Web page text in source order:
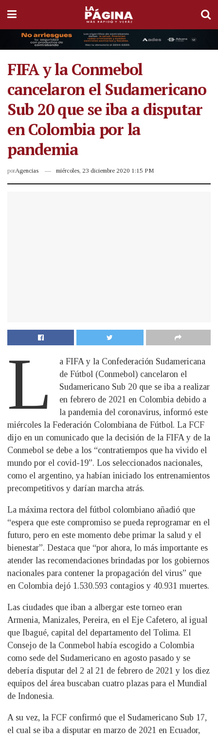
FIFA y la Conmebol
cancelaron el Sudamericano
Sub 20 que se iba a disputar
en Colombia por la
pandemia
porAgencias miércoles, 23 diciembre 2020 1:15 PM
L
a FIFA y la Confederación Sudamericana
de Fútbol (Conmebol) cancelaron el
Sudamericano Sub 20 que se iba a realizar
en febrero de 2021 en Colombia debido a
la pandemia del coronavirus, informó este
miércoles la Federación Colombiana de Fútbol. La FCF
dijo en un comunicado que la decisión de la FIFA y de la
Conmebol se debe a los “contratiempos que ha vivido el
mundo por el covid-19”. Los seleccionados nacionales,
como el argentino, ya habían iniciado los entrenamientos
precompetitivos y darían marcha atrás.
La máxima rectora del fútbol colombiano añadió que
“espera que este compromiso se pueda reprogramar en el
futuro, pero en este momento debe primar la salud y el
bienestar”. Destaca que “por ahora, lo más importante es
atender las recomendaciones brindadas por los gobiernos
nacionales para contener la propagación del virus” que
en Colombia dejó 1.530.593 contagios y 40.931 muertes.
Las ciudades que iban a albergar este torneo eran
Armenia, Manizales, Pereira, en el Eje Cafetero, al igual
que Ibagué, capital del departamento del Tolima. El
Consejo de la Conmebol había escogido a Colombia
como sede del Sudamericano en agosto pasado y se
debería disputar del 2 al 21 de febrero de 2021 y los diez
equipos del área buscaban cuatro plazas para el Mundial
de Indonesia.
A su vez, la FCF confirmó que el Sudamericano Sub 17,
el cual se iba a disputar en marzo de 2021 en Ecuador,